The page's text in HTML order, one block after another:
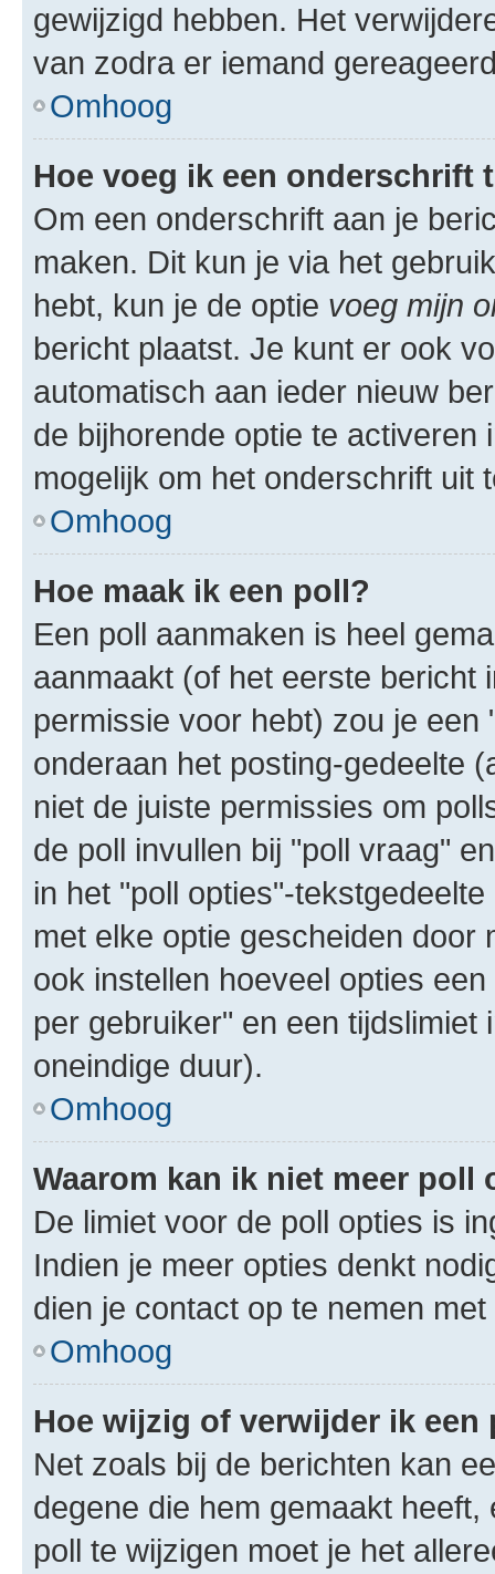
gewijzigd hebben. Het
van zodra er iemand
Omhoog
Hoe voeg ik een onderschrift
Om een onderschrift aan je
maken. Dit kun je via het
hebt, kun je de optie voeg mijn
bericht plaatst. Je kunt er ook
automatisch aan ieder nieuw
de bijhorende optie te
mogelijk om het onderschrift uit
Omhoog
Hoe maak ik een poll?
Een poll aanmaken is heel
aanmaakt (of het eerste bericht
permissie voor hebt) zou je
onderaan het posting-gedeelte
niet de juiste permissies om
de poll invullen bij "poll vraag"
in het "poll opties"-
met elke optie gescheiden door
ook instellen hoeveel opties
per gebruiker" en een
oneindige duur).
Omhoog
Waarom kan ik niet meer poll
De limiet voor de poll opties is
Indien je meer opties denkt
dien je contact op te nemen
Omhoog
Hoe wijzig of verwijder ik een
Net zoals bij de berichten kan
degene die hem gemaakt
poll te wijzigen moet je het